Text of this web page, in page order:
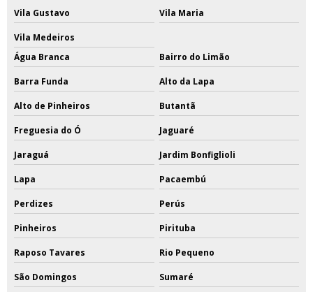
Vila Gustavo Vila Maria
Vila Medeiros
Água Branca
Bairro do Limão
Barra Funda Alto da Lapa
Alto de Pinheiros Butantã
Freguesia do Ó Jaguaré
Jaraguá Jardim Bonfiglioli
Lapa Pacaembú
Perdizes Perús
Pinheiros Pirituba
Raposo Tavares Rio Pequeno
São Domingos Sumaré